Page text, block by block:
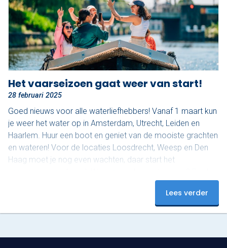
Het vaarseizoen gaat weer van start!
28 februari 2025
Goed nieuws voor alle waterliefhebbers! Vanaf 1 maart kun
je weer het water op in Amsterdam, Utrecht, Leiden en
Haarlem. Huur een boot en geniet van de mooiste grachten
en wateren! Voor de locaties Loosdrecht, Weesp en Den
Haag moet je nog even wachten, daar start het
nu en beleef een onvergetelijke start van het seizoen!
Lees verder